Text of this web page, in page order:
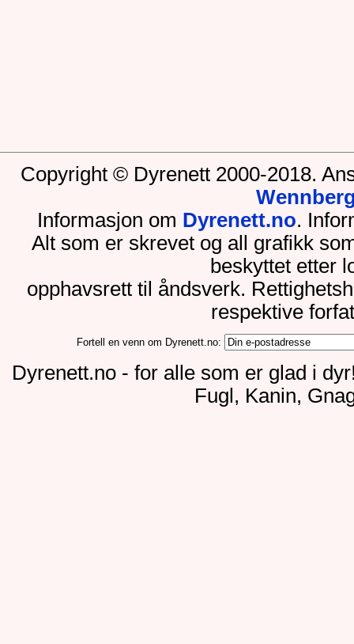
Copyright © Dyrenett 2000-2018.
Informasjon om Dyrenett.no.
Alt som er skrevet og all grafikk
beskyttet etter
opphavsrett til åndsverk.
respektive
Fortell en venn om Dyrenett.no:
Dyrenett.no - for alle som er glad i
Fugl, Kanin,